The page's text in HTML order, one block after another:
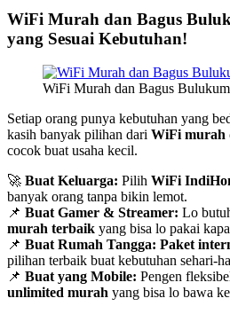
WiFi Murah dan Bagus
yang Sesuai Kebutuhan!
WiFi Murah dan Bagus
Setiap orang punya kebutuhan yang
kasih banyak pilihan dari WiFi murah
cocok buat usaha kecil.
🚀 Buat Keluarga: Pilih WiFi
banyak orang tanpa bikin lemot.
📌 Buat Gamer & Streamer: Lo
murah terbaik yang bisa lo pakai
📌 Buat Rumah Tangga: Paket
pilihan terbaik buat kebutuhan sehari-
📌 Buat yang Mobile: Pengen
unlimited murah yang bisa lo bawa